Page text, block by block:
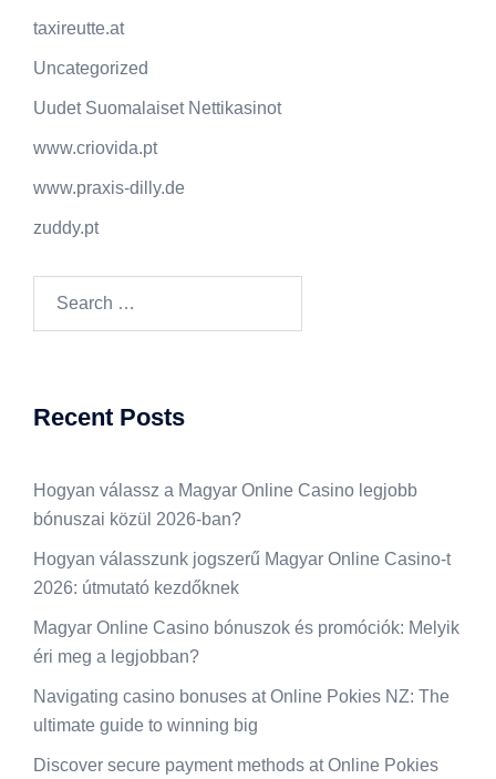
taxireutte.at
Uncategorized
Uudet Suomalaiset Nettikasinot
www.criovida.pt
www.praxis-dilly.de
zuddy.pt
Recent Posts
Hogyan válassz a Magyar Online Casino legjobb
bónuszai közül 2026-ban?
Hogyan válasszunk jogszerű Magyar Online Casino-t
2026: útmutató kezdőknek
Magyar Online Casino bónuszok és promóciók: Melyik
éri meg a legjobban?
Navigating casino bonuses at Online Pokies NZ: The
ultimate guide to winning big
Discover secure payment methods at Online Pokies